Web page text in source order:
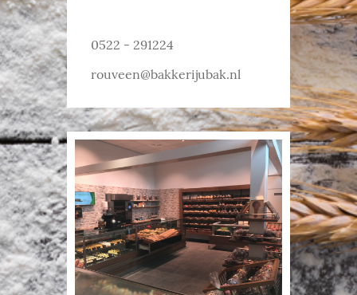
0522 - 291224
rouveen@bakkerijubak.nl